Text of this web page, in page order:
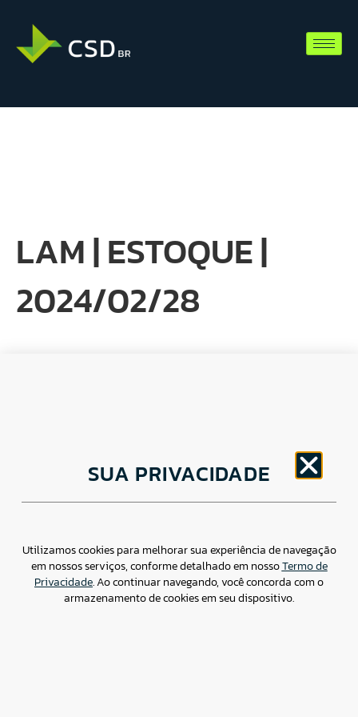
LAM | ESTOQUE |
2024/02/28
Av. Brigadeiro Faria Lima, 1779 – 5oAndar Jardim
Paulistano, São Paulo/ SP – CEP: 01452-914
Assessoria de imprensa: imprensa@csdbr.com
SUA PRIVACIDADE
Utilizamos cookies para melhorar sua experiência de navegação
em nossos serviços, conforme detalhado em nossoTermo de
Privacidade. Ao continuar navegando, você concorda com o
armazenamento de cookies em seu dispositivo.